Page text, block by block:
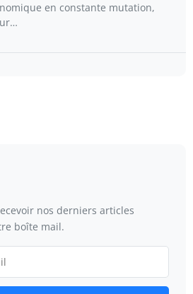
en constante mutation,
nos derniers articles
boîte mail.